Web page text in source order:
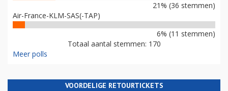
21% (36 stemmen)
Air-France-KLM-SAS(-TAP)
6% (11 stemmen)
Totaal aantal stemmen: 170
Meer polls
VOORDELIGE RETOURTICKETS